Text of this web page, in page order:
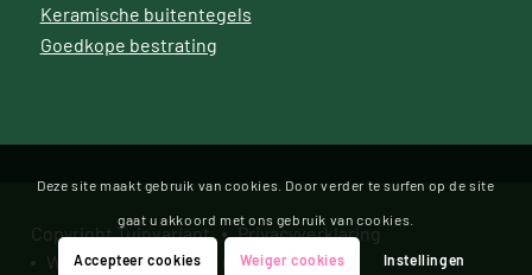
Keramische buitentegels
Goedkope bestrating
Copyright Tuinvariant
Privacyverklaring
Website door Bonsai media
Deze site maakt gebruik van cookies. Door verder te surfen op de site
gaat u akkoord met ons gebruik van cookies.
Accepteer cookies Weiger cookies Instellingen